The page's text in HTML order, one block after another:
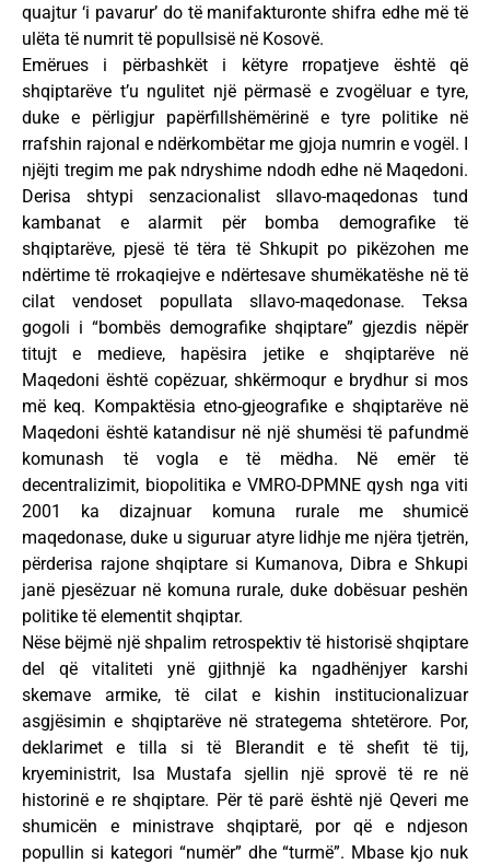
quajtur ‘i pavarur’ do të manifakturonte shifra edhe më të
ulëta të numrit të popullsisë në Kosovë.
Emërues i përbashkët i këtyre rropatjeve është që
shqiptarëve t’u ngulitet një përmasë e zvogëluar e tyre,
duke e përligjur papërfillshëmërinë e tyre politike në
rrafshin rajonal e ndërkombëtar me gjoja numrin e vogël. I
njëjti tregim me pak ndryshime ndodh edhe në Maqedoni.
Derisa shtypi senzacionalist sllavo-maqedonas tund
kambanat e alarmit për bomba demografike të
shqiptarëve, pjesë të tëra të Shkupit po pikëzohen me
ndërtime të rrokaqiejve e ndërtesave shumëkatëshe në të
cilat vendoset popullata sllavo-maqedonase. Teksa
gogoli i “bombës demografike shqiptare” gjezdis nëpër
titujt e medieve, hapësira jetike e shqiptarëve në
Maqedoni është copëzuar, shkërmoqur e brydhur si mos
më keq. Kompaktësia etno-gjeografike e shqiptarëve në
Maqedoni është katandisur në një shumësi të pafundmë
komunash të vogla e të mëdha. Në emër të
decentralizimit, biopolitika e VMRO-DPMNE qysh nga viti
2001 ka dizajnuar komuna rurale me shumicë
maqedonase, duke u siguruar atyre lidhje me njëra tjetrën,
përderisa rajone shqiptare si Kumanova, Dibra e Shkupi
janë pjesëzuar në komuna rurale, duke dobësuar peshën
politike të elementit shqiptar.
Nëse bëjmë një shpalim retrospektiv të historisë shqiptare
del që vitaliteti ynë gjithnjë ka ngadhënjyer karshi
skemave armike, të cilat e kishin institucionalizuar
asgjësimin e shqiptarëve në strategema shtetërore. Por,
deklarimet e tilla si të Blerandit e të shefit të tij,
kryeministrit, Isa Mustafa sjellin një sprovë të re në
historinë e re shqiptare. Për të parë është një Qeveri me
shumicën e ministrave shqiptarë, por që e ndjeson
popullin si kategori “numër” dhe “turmë”. Mbase kjo nuk